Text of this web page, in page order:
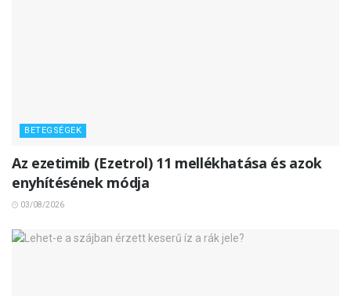
BETEGSÉGEK
Az ezetimib (Ezetrol) 11 mellékhatása és azok
enyhítésének módja
03/08/2026